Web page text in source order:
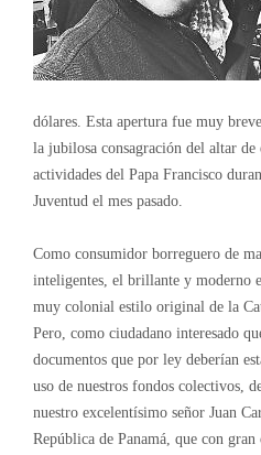
dólares. Esta apertura fue muy
la jubilosa consagración del altar de
actividades del Papa Francisco
Juventud el mes pasado.
Como consumidor borreguero de
inteligentes, el brillante y moderno
muy colonial estilo original de la
Pero, como ciudadano interesado
documentos que por ley deberían
uso de nuestros fondos colectivos,
nuestro excelentísimo señor Juan
República de Panamá, que con